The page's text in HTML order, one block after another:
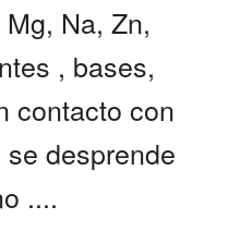
Na, Zn,
, bases,
contacto con
desprende
....